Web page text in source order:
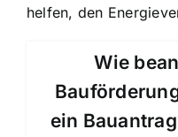
helfen, den
Wie
ein